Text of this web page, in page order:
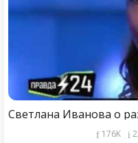
Светлана Иванова о
176K